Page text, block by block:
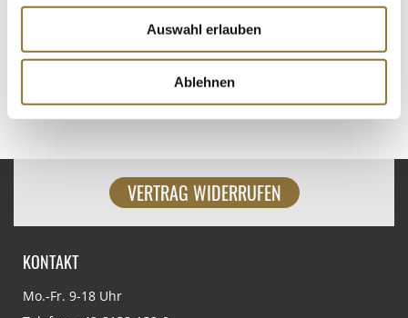
Auswahl erlauben
Ablehnen
VERTRAG WIDERRUFEN
KONTAKT
Mo.-Fr. 9-18 Uhr